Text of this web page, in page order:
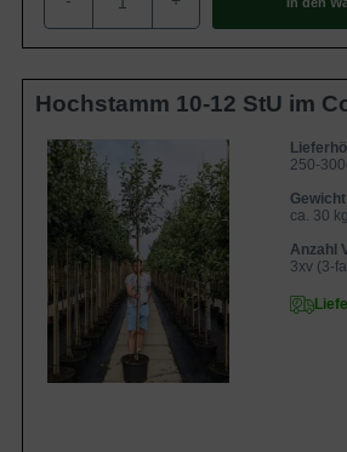
Hochstamm 10-12 StU im
250-
Gewicht
ca. 30 kg
Anzahl
3xv (3-